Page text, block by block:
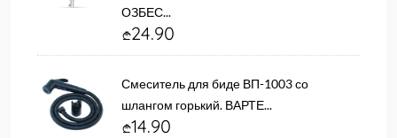
ОЗБЕС...
24.90
Смеситель для биде ВП-1003 со
шлангом горький. ВАРТЕ...
14.90